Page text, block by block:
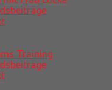
Training